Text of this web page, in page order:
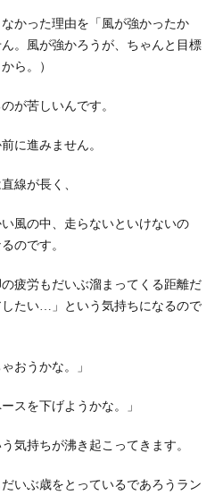
かった理由を「風が強かったか
。風が強かろうが、ちゃんと目標
ら。）
が苦しいんです。
に進みません。
線が長く、
風の中、走らないといけないの
のです。
疲労もだいぶ溜まってくる距離だ
たい…」という気持ちになるので
おうかな。」
スを下げようかな。」
気持ちが沸き起こってきます。
いぶ歳をとっているであろうラン